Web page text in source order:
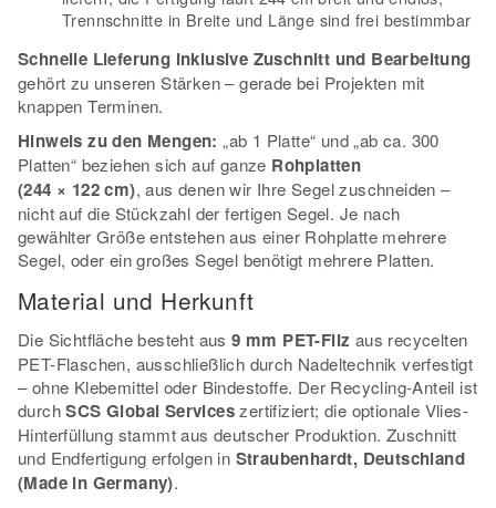
Trennschnitte in Breite und Länge sind frei bestimmbar
Schnelle Lieferung inklusive Zuschnitt und Bearbeitung
gehört zu unseren Stärken – gerade bei Projekten mit
knappen Terminen.
Hinweis zu den Mengen: „ab 1 Platte“ und „ab ca. 300
Platten“ beziehen sich auf ganze Rohplatten
(244 × 122 cm), aus denen wir Ihre Segel zuschneiden –
nicht auf die Stückzahl der fertigen Segel. Je nach
gewählter Größe entstehen aus einer Rohplatte mehrere
Segel, oder ein großes Segel benötigt mehrere Platten.
Material und Herkunft
Die Sichtfläche besteht aus9 mm PET-Filz aus recycelten
PET-Flaschen, ausschließlich durch Nadeltechnik verfestigt
– ohne Klebemittel oder Bindestoffe. Der Recycling-Anteil ist
durchSCS Global Serviceszertifiziert; die optionale Vlies-
Hinterfüllung stammt aus deutscher Produktion. Zuschnitt
und Endfertigung erfolgen in Straubenhardt, Deutschland
(Made in Germany).